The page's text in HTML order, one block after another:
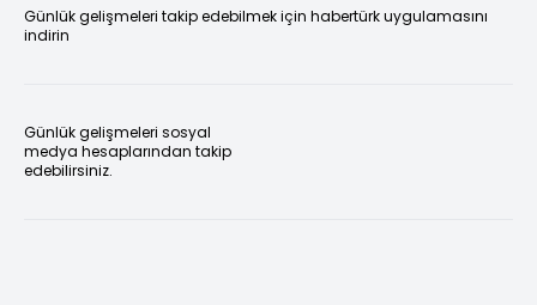
Günlük gelişmeleri takip edebilmek için habertürk uygulamasını
indirin
Günlük gelişmeleri sosyal
medya hesaplarından takip
edebilirsiniz.